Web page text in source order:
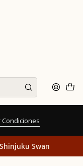
Condiciones
Shinjuku Swan